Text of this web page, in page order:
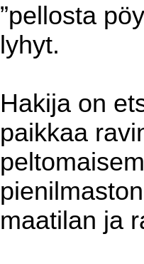
”pellosta
lyhyt.
Hakija on
paikkaa
maatilan ja